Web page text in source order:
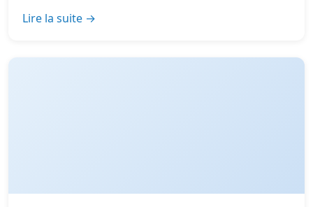
Lire la suite →